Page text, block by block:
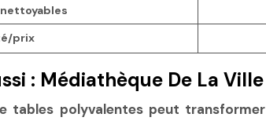
prix
: Médiathèque De La
polyvalentes peut